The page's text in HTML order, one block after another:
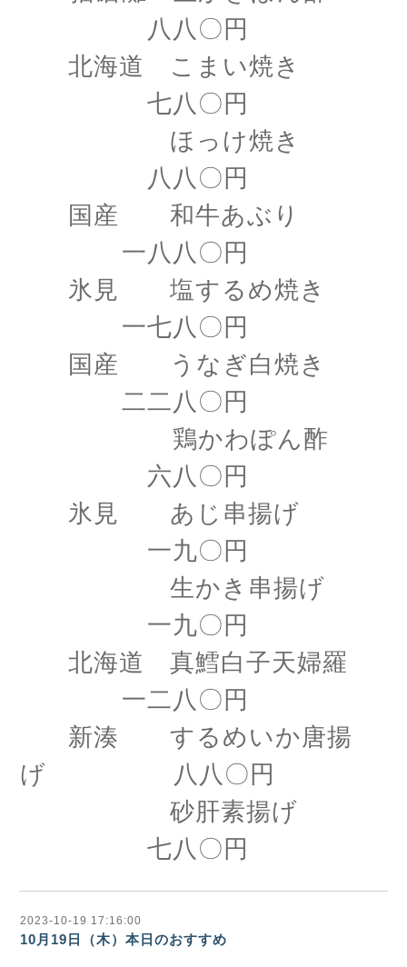
八八〇円
北海道 こまい焼き
七八〇円
ほっけ焼き
八八〇円
国産 和牛あぶり
一八八〇円
氷見 塩するめ焼き
一七八〇円
国産 うなぎ白焼き
二二八〇円
鶏かわぽん酢
六八〇円
氷見 あじ串揚げ
一九〇円
生かき串揚げ
一九〇円
北海道 真鱈白子天婦羅
一二八〇円
新湊 するめいか唐揚
げ 八八〇円
砂肝素揚げ
七八〇円
2023-10-19 17:16:00
10月19日（木）本日のおすすめ